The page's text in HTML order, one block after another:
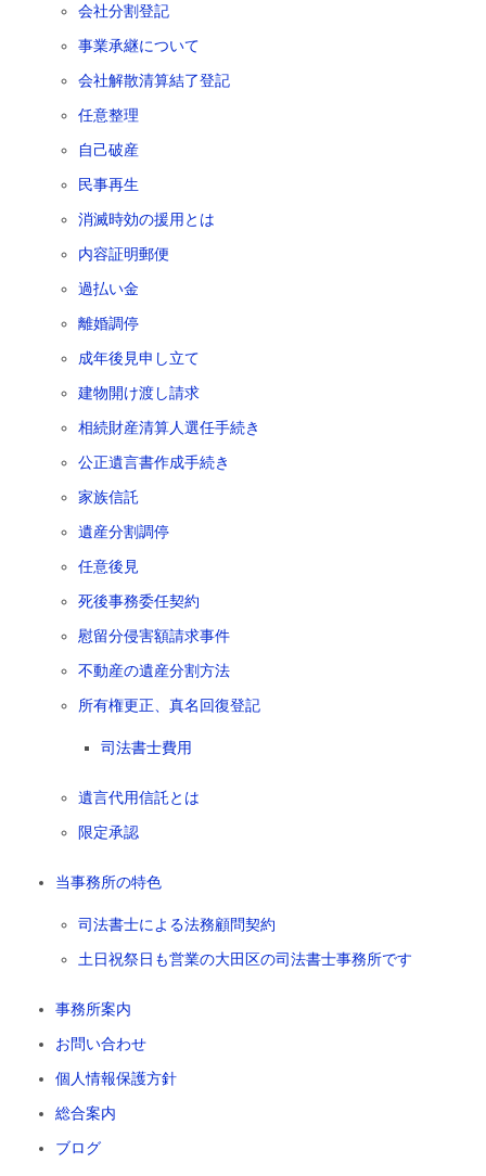
会社分割登記
事業承継について
会社解散清算結了登記
任意整理
自己破産
民事再生
消滅時効の援用とは
内容証明郵便
過払い金
離婚調停
成年後見申し立て
建物開け渡し請求
相続財産清算人選任手続き
公正遺言書作成手続き
家族信託
遺産分割調停
任意後見
死後事務委任契約
慰留分侵害額請求事件
不動産の遺産分割方法
所有権更正、真名回復登記
司法書士費用
遺言代用信託とは
限定承認
当事務所の特色
司法書士による法務顧問契約
土日祝祭日も営業の大田区の司法書士事務所です
事務所案内
お問い合わせ
個人情報保護方針
総合案内
ブログ